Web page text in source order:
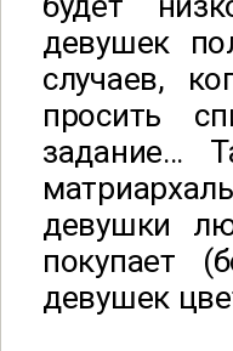
девушек
случаев,
просить
задание…
девушки
покупает
девушек